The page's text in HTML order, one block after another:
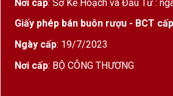
Nơi cấp: Sở Kế Hoạch và Đầu Tư :
Giấy phép bán buôn rượu - BCT
Ngày cấp: 19/7/2023
Nơi cấp: BỘ CÔNG THƯƠNG